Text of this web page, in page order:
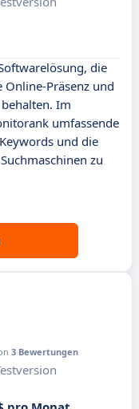
die
Präsenz und
Im
umfassende
und die
zu
3 Bewertungen